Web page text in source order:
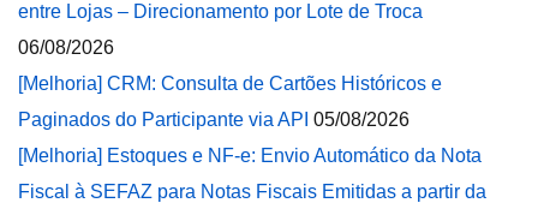
entre Lojas – Direcionamento por Lote de Troca
06/08/2026
[Melhoria] CRM: Consulta de Cartões Históricos e
Paginados do Participante via API 05/08/2026
[Melhoria] Estoques e NF-e: Envio Automático da Nota
Fiscal à SEFAZ para Notas Fiscais Emitidas a partir da